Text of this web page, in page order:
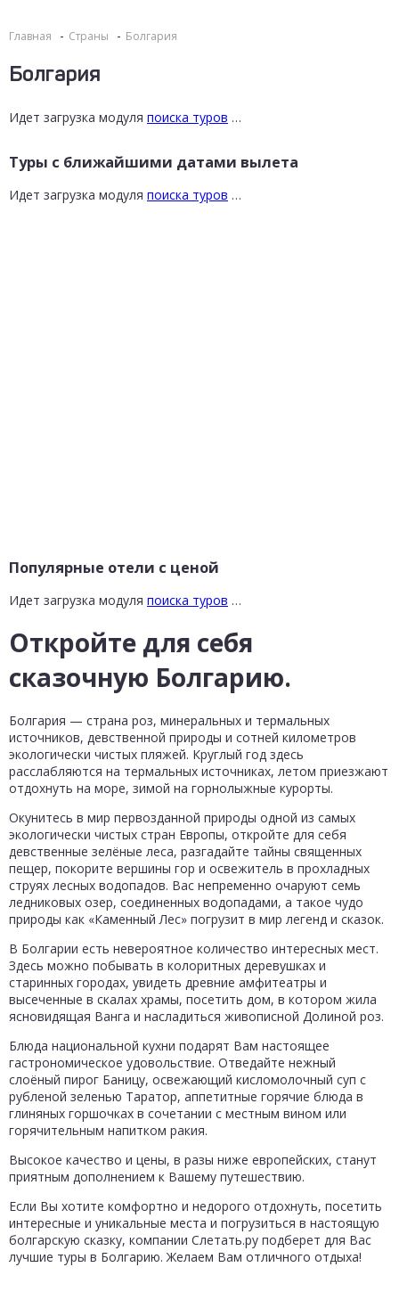
Главная Страны Болгария
Болгария
Идет загрузка модуля поиска туров …
Туры с ближайшими датами вылета
Идет загрузка модуля поиска туров …
Популярные отели с ценой
Идет загрузка модуля поиска туров …
Откройте для себя
сказочную Болгарию.
Болгария — страна роз, минеральных и термальных
источников, девственной природы и сотней километров
экологически чистых пляжей. Круглый год здесь
расслабляются на термальных источниках, летом приезжают
отдохнуть на море, зимой на горнолыжные курорты.
Окунитесь в мир первозданной природы одной из самых
экологически чистых стран Европы, откройте для себя
девственные зелёные леса, разгадайте тайны священных
пещер, покорите вершины гор и освежитель в прохладных
струях лесных водопадов. Вас непременно очаруют семь
ледниковых озер, соединенных водопадами, а такое чудо
природы как «Каменный Лес» погрузит в мир легенд и сказок.
В Болгарии есть невероятное количество интересных мест.
Здесь можно побывать в колоритных деревушках и
старинных городах, увидеть древние амфитеатры и
высеченные в скалах храмы, посетить дом, в котором жила
ясновидящая Ванга и насладиться живописной Долиной роз.
Блюда национальной кухни подарят Вам настоящее
гастрономическое удовольствие. Отведайте нежный
слоёный пирог Баницу, освежающий кисломолочный суп с
рубленой зеленью Таратор, аппетитные горячие блюда в
глиняных горшочках в сочетании с местным вином или
горячительным напитком ракия.
Высокое качество и цены, в разы ниже европейских, станут
приятным дополнением к Вашему путешествию.
Если Вы хотите комфортно и недорого отдохнуть, посетить
интересные и уникальные места и погрузиться в настоящую
болгарскую сказку, компании Слетать.ру подберет для Вас
лучшие туры в Болгарию. Желаем Вам отличного отдыха!